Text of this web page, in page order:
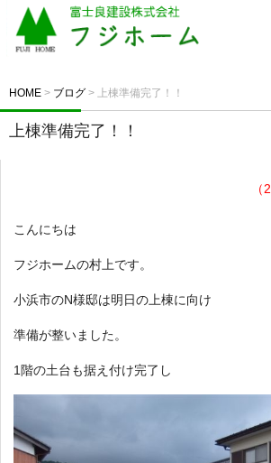
HOME > ブログ > 上棟準備完了！！
上棟準備完了！！
こんにちは
フジホームの村上です。
小浜市のN様邸は明日の上棟に向け
準備が整いました。
1階の土台も据え付け完了し